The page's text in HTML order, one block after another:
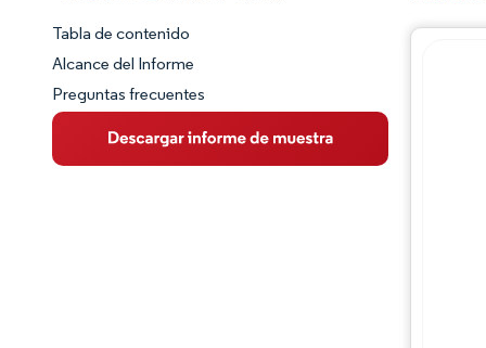
Panorama del Mercado
Visión General del Mercado
Tendencias Principales del Mercado
Tabla de contenido
Alcance del Informe
Preguntas frecuentes